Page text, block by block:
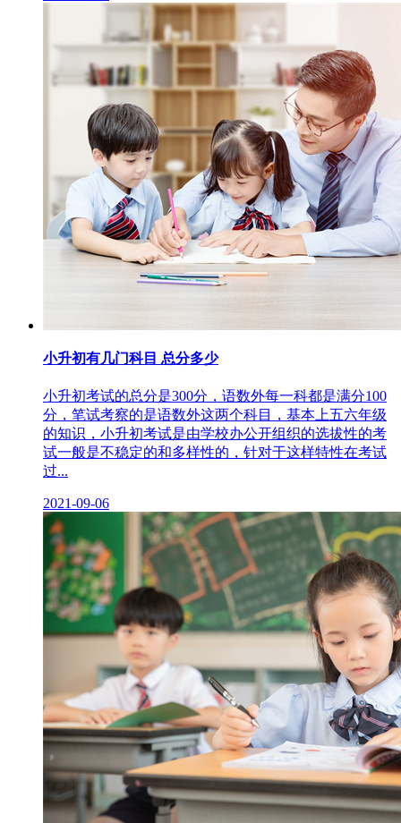
小升初有几门科目 总分多少
小升初考试的总分是300分，语数外每一科都是满分100
分，笔试考察的是语数外这两个科目，基本上五六年级
的知识，小升初考试是由学校办公开组织的选拔性的考
试一般是不稳定的和多样性的，针对于这样特性在考试
过...
2021-09-06